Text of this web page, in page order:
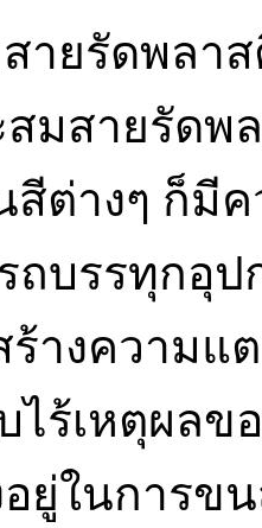
สายรัดพลา
มสายรัดพ
สีต่างๆ ก็มี
ถบรรทุกอุ
างความแ
ไร้เหตุผล
ยู่ในการข